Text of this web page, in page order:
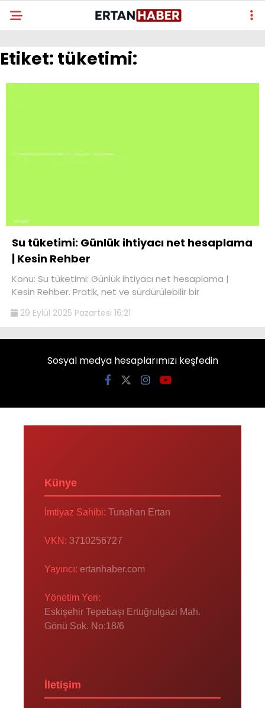
Etiket: tüketimi:
Su tüketimi: Günlük ihtiyacı net hesaplama
| Kesin Rehber
Konu: Su tüketimi: Günlük ihtiyacı net hesaplama |
Kesin Rehber. Pratik, net ve sürdürülebilir bir
29 Eylül 2025 Pazartesi 16:21
Sosyal medya hesaplarımızı keşfedin
Künye
İmtiyaz Sahibi: Tunahan Ertan
VKN: 3710256727
Yayıncı: ertanhaber.com
Yönetim Yeri:
Eskişehir Tepebaşı Ertuğrulgazi Mah.
Gönü Sok. No:18/6
İletişim